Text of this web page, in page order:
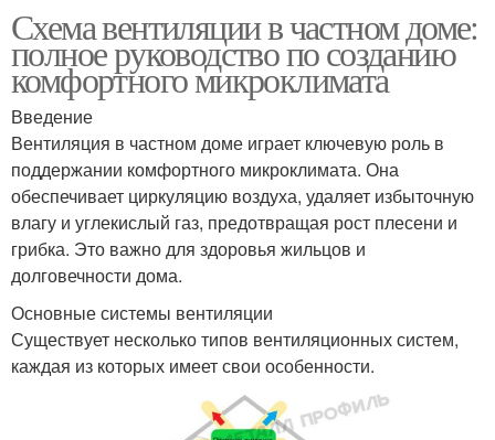
Схема вентиляции в частном доме:
полное руководство по созданию
комфортного микроклимата
Введение
Вентиляция в частном доме играет ключевую роль в
поддержании комфортного микроклимата. Она
обеспечивает циркуляцию воздуха, удаляет избыточную
влагу и углекислый газ, предотвращая рост плесени и
грибка. Это важно для здоровья жильцов и
долговечности дома.
Основные системы вентиляции
Существует несколько типов вентиляционных систем,
каждая из которых имеет свои особенности.